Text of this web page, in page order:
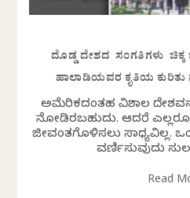
ದೊಡ್ಡ ದೇಶದ ಸಂಗತಿಗಳು
ಹಾಲಾಡಿಯವರ ಕೃತಿಯ
ಅಮೆರಿಕದಂತಹ ವಿಶಾಲ
ನೋಡಿರಬಹುದು. ಆದರೆ ಎಲ್ಲರೂ
ಜೀವಂತಗೊಳಿಸಲು ಸಾಧ್ಯವಿಲ್ಲ.
ವರ್ಣಿಸುವುದು
Read